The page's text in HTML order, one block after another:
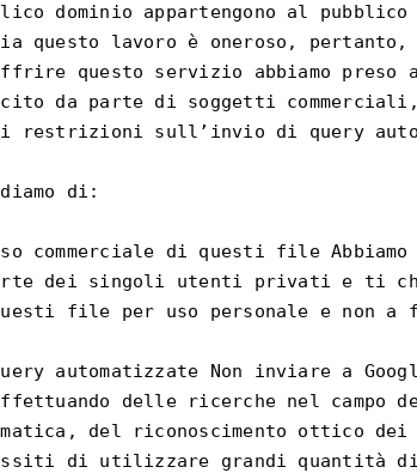
dominio appartengono al pubblico
questo lavoro è oneroso, pertanto,
questo servizio abbiamo
da parte di soggetti commerciali,
restrizioni sull’invio di query
di:
commerciale di questi file
dei singoli utenti privati e ti
file per uso personale e non a
automatizzate Non inviare a
delle ricerche nel campo
del riconoscimento ottico
di utilizzare grandi quantità